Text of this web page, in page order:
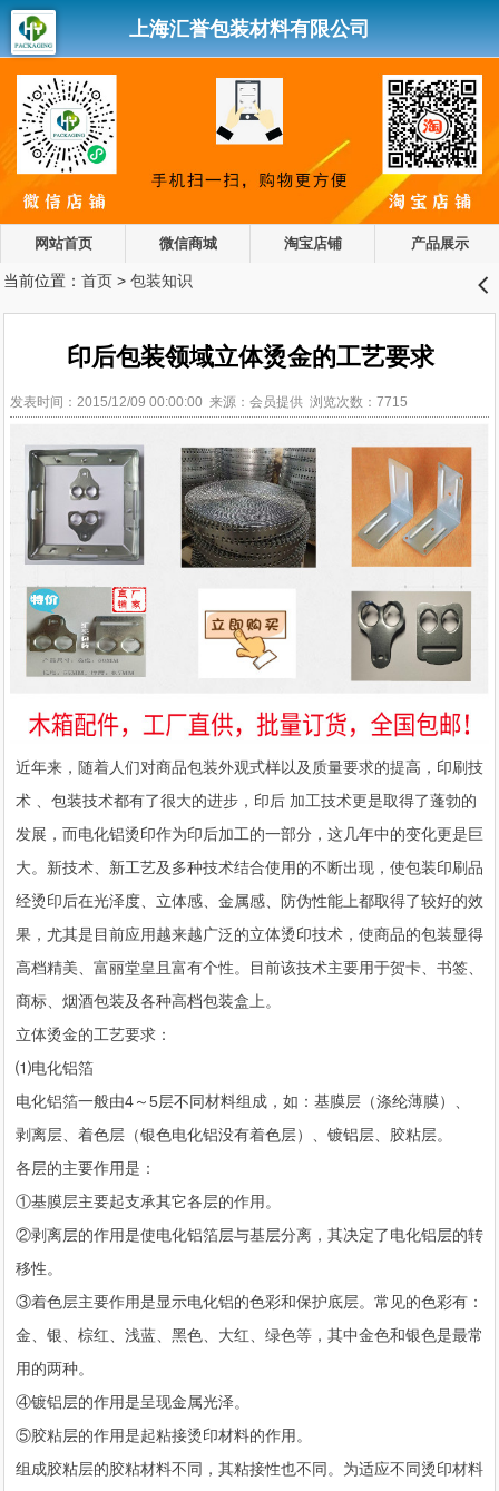
上海汇誉包装材料有限公司
网站首页 微信商城 淘宝店铺 产品展示
当前位置： 首页> 包装知识 󰊒
印后包装领域立体烫金的工艺要求
发表时间：2015/12/09 00:00:00 来源：会员提供 浏览次数：7715
近年来，随着人们对商品包装外观式样以及质量要求的提高，印刷技
术 、包装技术都有了很大的进步，印后 加工技术更是取得了蓬勃的
发展，而电化铝烫印作为印后加工的一部分，这几年中的变化更是巨
大。新技术、新工艺及多种技术结合使用的不断出现，使包装印刷品
经烫印后在光泽度、立体感、金属感、防伪性能上都取得了较好的效
果，尤其是目前应用越来越广泛的立体烫印技术，使商品的包装显得
高档精美、富丽堂皇且富有个性。目前该技术主要用于贺卡、书签、
商标、烟酒包装及各种高档包装盒上。
立体烫金的工艺要求：
⑴电化铝箔
电化铝箔一般由4～5层不同材料组成，如：基膜层（涤纶薄膜）、
剥离层、着色层（银色电化铝没有着色层）、镀铝层、胶粘层。
各层的主要作用是：
①基膜层主要起支承其它各层的作用。
②剥离层的作用是使电化铝箔层与基层分离，其决定了电化铝层的转
移性。
③着色层主要作用是显示电化铝的色彩和保护底层。常见的色彩有：
金、银、棕红、浅蓝、黑色、大红、绿色等，其中金色和银色是最常
用的两种。
④镀铝层的作用是呈现金属光泽。
⑤胶粘层的作用是起粘接烫印材料的作用。
组成胶粘层的胶粘材料不同，其粘接性也不同。为适应不同烫印材料